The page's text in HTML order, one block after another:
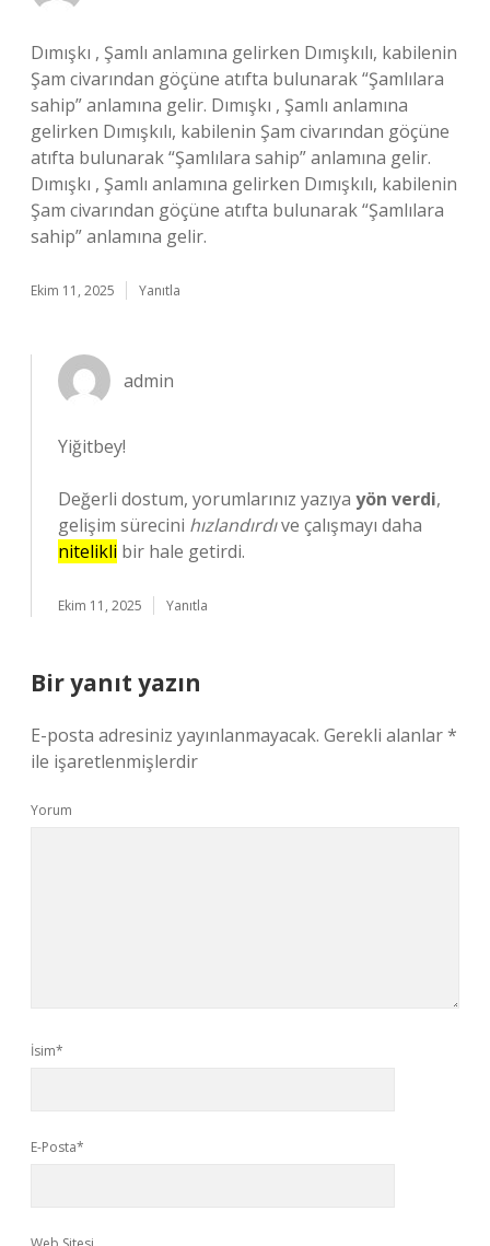
Dımışkı , Şamlı anlamına gelirken Dımışkılı, kabilenin
Şam civarından göçüne atıfta bulunarak “Şamlılara
sahip” anlamına gelir. Dımışkı , Şamlı anlamına
gelirken Dımışkılı, kabilenin Şam civarından göçüne
atıfta bulunarak “Şamlılara sahip” anlamına gelir.
Dımışkı , Şamlı anlamına gelirken Dımışkılı, kabilenin
Şam civarından göçüne atıfta bulunarak “Şamlılara
sahip” anlamına gelir.
Ekim 11, 2025 Yanıtla
admin
Yiğitbey!
Değerli dostum, yorumlarınız yazıya yön verdi,
gelişim sürecini hızlandırdıve çalışmayı daha
nitelikli bir hale getirdi.
Ekim 11, 2025 Yanıtla
Bir yanıt yazın
E-posta adresiniz yayınlanmayacak. Gerekli alanlar*
ile işaretlenmişlerdir
Yorum
İsim*
E-Posta*